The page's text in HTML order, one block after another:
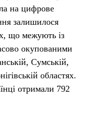
на цифрове
залишилося
що межують із
окупованими
Сумській,
областях.
отримали 792